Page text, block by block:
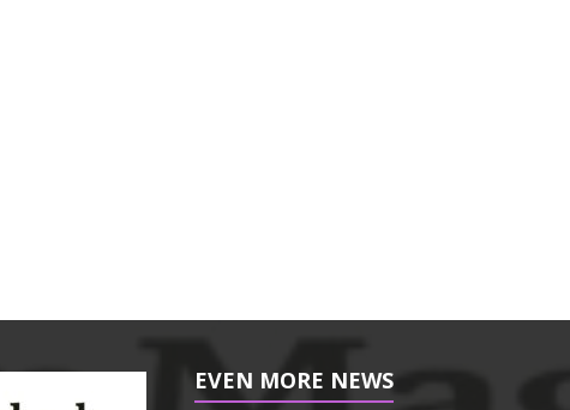
EVEN MORE NEWS